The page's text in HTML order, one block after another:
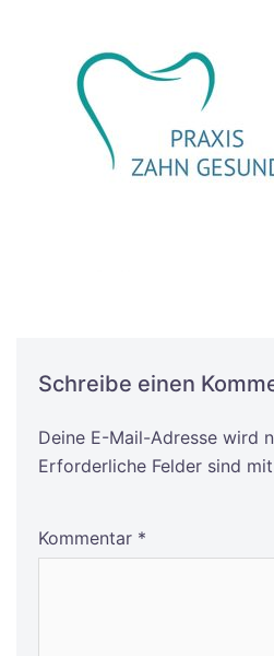
Schreibe einen
Deine E-Mail-Adresse wird
Erforderliche Felder sind mit
Kommentar *
Alternative: